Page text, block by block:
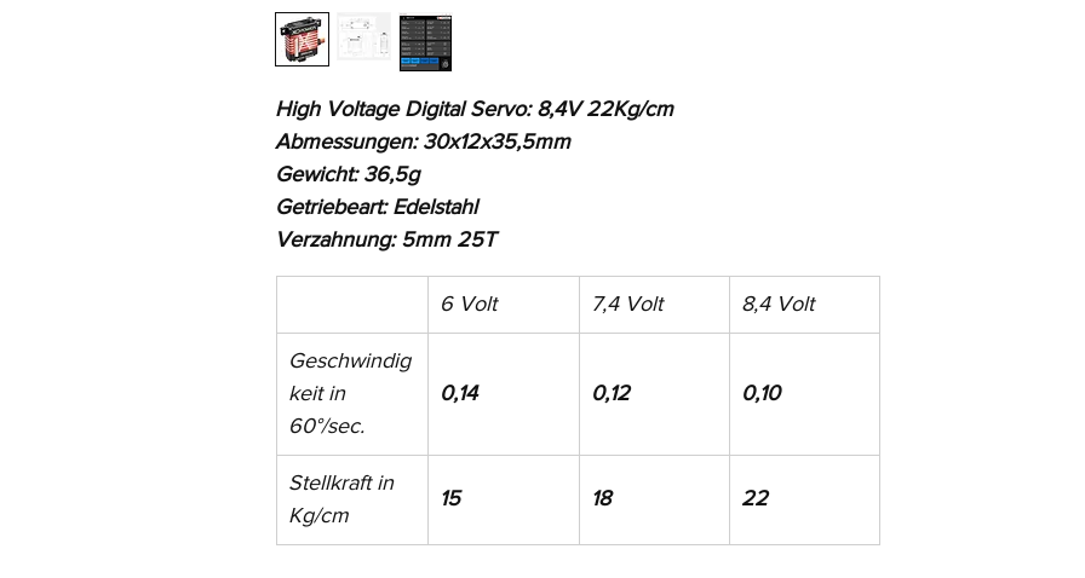
High Voltage Digital Servo: 8,4V 22Kg/cm
Abmessungen: 30x12x35,5mm
Gewicht: 36,5g
Getriebeart: Edelstahl
Verzahnung: 5mm 25T
6 Volt 7,4 Volt 8,4 Volt
Geschwindig
keit in
60°/sec.
0,14 0,12 0,10
Stellkraft in
Kg/cm
15 18 22